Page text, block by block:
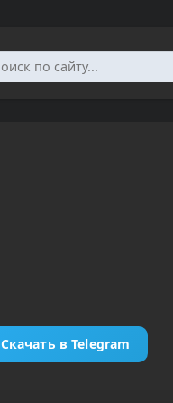
Скачать в Telegram